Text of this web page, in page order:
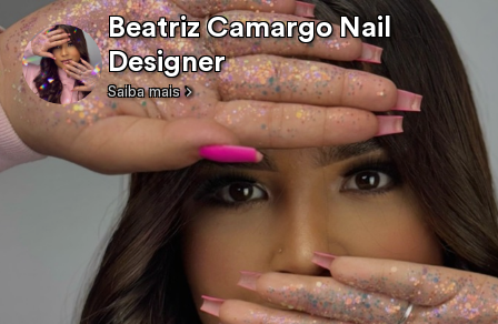
Beatriz Camargo Nail
Designer
Saiba mais